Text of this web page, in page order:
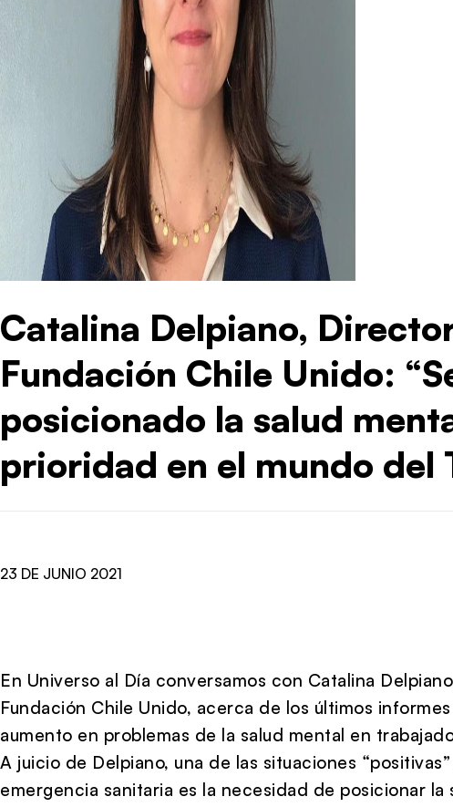
Catalina Delpiano,
Fundación Chile Unido:
posicionado la salud
prioridad en el mundo del
23 DE JUNIO 2021
En Universo al Día conversamos con Catalina
Fundación Chile Unido, acerca de los últimos
aumento en problemas de la salud mental en
A juicio de Delpiano, una de las situaciones
emergencia sanitaria es la necesidad de posicionar la